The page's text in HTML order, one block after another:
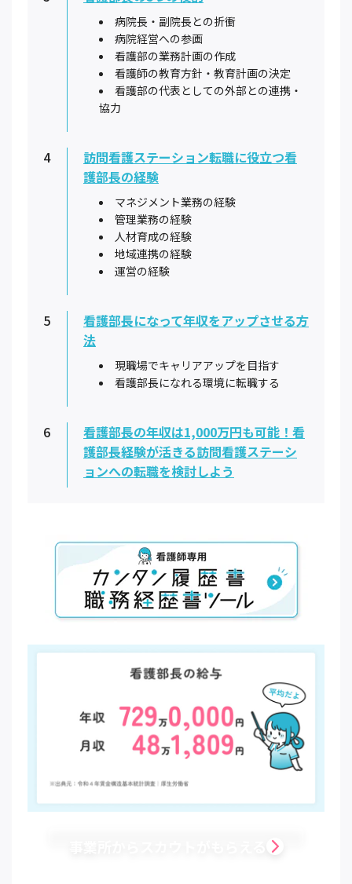
病院長・副院長との折衝
病院経営への参画
看護部の業務計画の作成
看護師の教育方針・教育計画の決定
看護部の代表としての外部との連携・
協力
4
訪問看護ステーション転職に役立つ看
護部長の経験
マネジメント業務の経験
管理業務の経験
人材育成の経験
地域連携の経験
運営の経験
5
看護部長になって年収をアップさせる方
法
現職場でキャリアアップを目指す
看護部長になれる環境に転職する
6
看護部長の年収は1,000万円も可能！看
護部長経験が活きる訪問看護ステーシ
ョンへの転職を検討しよう